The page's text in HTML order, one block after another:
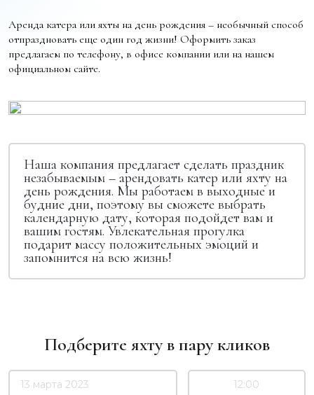
Аренда катера или яхты на день рождения – необычный способ
отпраздновать еще один год жизни! Оформить заказ
предлагаем по телефону, в офисе компании или на нашем
официальном сайте.
Наша компания предлагает сделать праздник
незабываемым – арендовать катер или яхту на
день рождения. Мы работаем в выходные и
будние дни, поэтому вы сможете выбрать
календарную дату, которая подойдет вам и
вашим гостям. Увлекательная прогулка
подарит массу положительных эмоций и
запомнится на всю жизнь!
Подберите яхту в пару кликов